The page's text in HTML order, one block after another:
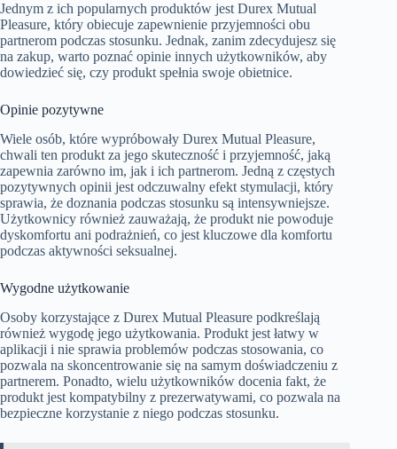
Jednym z ich popularnych produktów jest Durex Mutual
Pleasure, który obiecuje zapewnienie przyjemności obu
partnerom podczas stosunku. Jednak, zanim zdecydujesz się
na zakup, warto poznać opinie innych użytkowników, aby
dowiedzieć się, czy produkt spełnia swoje obietnice.
Opinie pozytywne
Wiele osób, które wypróbowały Durex Mutual Pleasure,
chwali ten produkt za jego skuteczność i przyjemność, jaką
zapewnia zarówno im, jak i ich partnerom. Jedną z częstych
pozytywnych opinii jest odczuwalny efekt stymulacji, który
sprawia, że doznania podczas stosunku są intensywniejsze.
Użytkownicy również zauważają, że produkt nie powoduje
dyskomfortu ani podrażnień, co jest kluczowe dla komfortu
podczas aktywności seksualnej.
Wygodne użytkowanie
Osoby korzystające z Durex Mutual Pleasure podkreślają
również wygodę jego użytkowania. Produkt jest łatwy w
aplikacji i nie sprawia problemów podczas stosowania, co
pozwala na skoncentrowanie się na samym doświadczeniu z
partnerem. Ponadto, wielu użytkowników docenia fakt, że
produkt jest kompatybilny z prezerwatywami, co pozwala na
bezpieczne korzystanie z niego podczas stosunku.